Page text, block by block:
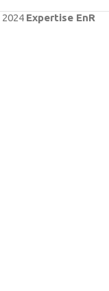
2024 Expertise EnR